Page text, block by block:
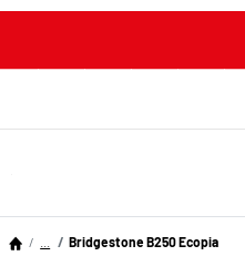
Bridgestone B250 Ecopia